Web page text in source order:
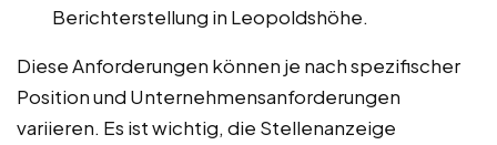
Berichterstellung in Leopoldshöhe.
Diese Anforderungen können je nach spezifischer
Position und Unternehmensanforderungen
variieren. Es ist wichtig, die Stellenanzeige